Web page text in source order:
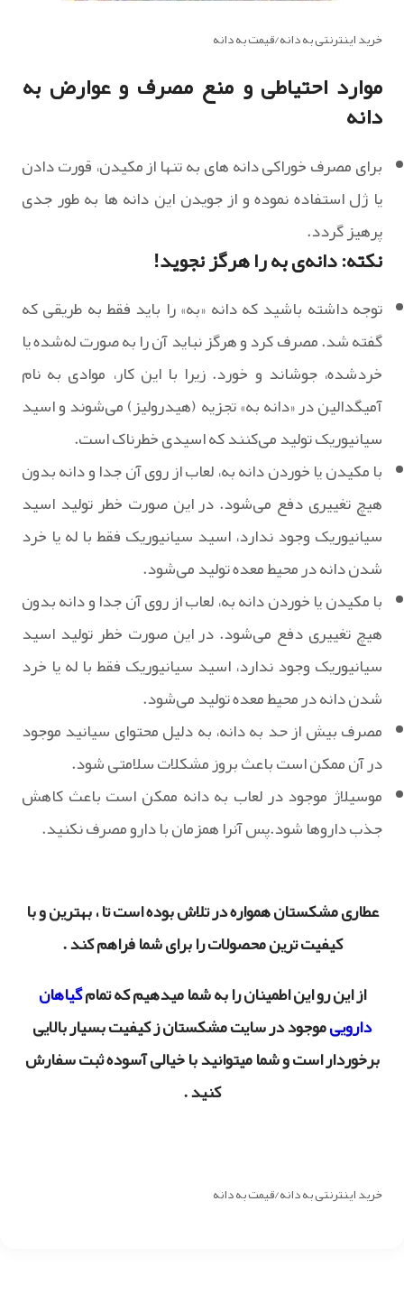
خرید اینترنتی به دانه/قیمت به دانه
موارد احتیاطی و منع مصرف و عوارض به
دانه
برای مصرف خوراکی دانه های به تنها از مکیدن، قورت دادن
یا ژل استفاده نموده و از جویدن این دانه ها به طور جدی
پرهیز گردد.
نکته: دانه‌ی به را هرگز نجوید!
توجه داشته باشید که دانه «به» را باید فقط به طریقی که
گفته شد. مصرف کرد و هرگز نباید آن را به صورت له‌شده یا
خردشده، جوشاند و خورد. زیرا با این کار، موادی به نام
آمیگدالین در «دانه به» تجزیه (هیدرولیز) می‌شوند و اسید
سیانیوریک تولید می‌کنند که اسیدی خطرناک است.
با مکیدن یا خوردن دانه به، لعاب از روی آن جدا و دانه بدون
هیچ تغییری دفع می‌شود. در این صورت خطر تولید اسید
سیانیوریک وجود ندارد، اسید سیانیوریک فقط با له یا خرد
شدن دانه در محیط معده تولید می‌شود.
با مکیدن یا خوردن دانه به، لعاب از روی آن جدا و دانه بدون
هیچ تغییری دفع می‌شود. در این صورت خطر تولید اسید
سیانیوریک وجود ندارد، اسید سیانیوریک فقط با له یا خرد
شدن دانه در محیط معده تولید می‌شود.
مصرف بیش از حد به دانه، به دلیل محتوای سیانید موجود
در آن ممکن است باعث بروز مشکلات سلامتی شود.
موسیلاژ موجود در لعاب به دانه ممکن است باعث کاهش
جذب داروها ‌شود.پس آنرا همزمان با دارو مصرف نکنید.
عطاری مشکستان همواره در تلاش بوده است تا ، بهترین و با
کیفیت ترین محصولات را برای شما فراهم کند .
از این رو این اطمینان را به شما میدهیم که تمامگیاهان
داروییموجود در سایت مشکستان ز کیفیت بسیار بالایی
برخوردار است و شما میتوانید با خیالی آسوده ثبت سفارش
کنید .
خرید اینترنتی به دانه/قیمت به دانه